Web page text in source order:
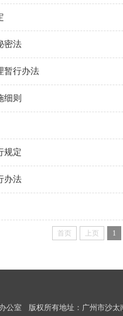
密法
暂行办法
细则
规定
办法
首页 上页 1
公室 版权所有地址：广州市沙